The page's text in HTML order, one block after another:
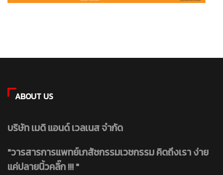
ABOUT US
บริษัท เมดิ แอนด์ เวลเนส จำกัด
"วารสารการแพทย์เภสัชกรรมเวชกรรม คิดถึงเรา ง่าย
แค่ปลายนิ้วคลิ๊ก !!! "